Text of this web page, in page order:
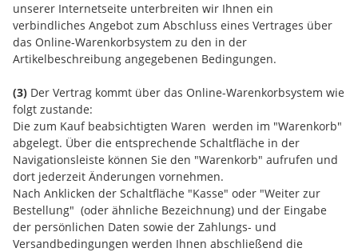
unserer Internetseite unterbreiten wir Ihnen ein
verbindliches Angebot zum Abschluss eines Vertrages über
das Online-Warenkorbsystem zu den in der
Artikelbeschreibung angegebenen Bedingungen.
(3) Der Vertrag kommt über das Online-Warenkorbsystem wie
folgt zustande:
Die zum Kauf beabsichtigten Waren werden im "Warenkorb"
abgelegt. Über die entsprechende Schaltfläche in der
Navigationsleiste können Sie den "Warenkorb" aufrufen und
dort jederzeit Änderungen vornehmen.
Nach Anklicken der Schaltfläche "Kasse" oder "Weiter zur
Bestellung" (oder ähnliche Bezeichnung) und der Eingabe
der persönlichen Daten sowie der Zahlungs- und
Versandbedingungen werden Ihnen abschließend die